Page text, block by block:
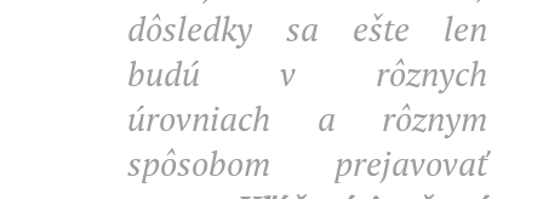
dôsledky sa ešte len
budú v rôznych
úrovniach a rôznym
spôsobom prejavovať